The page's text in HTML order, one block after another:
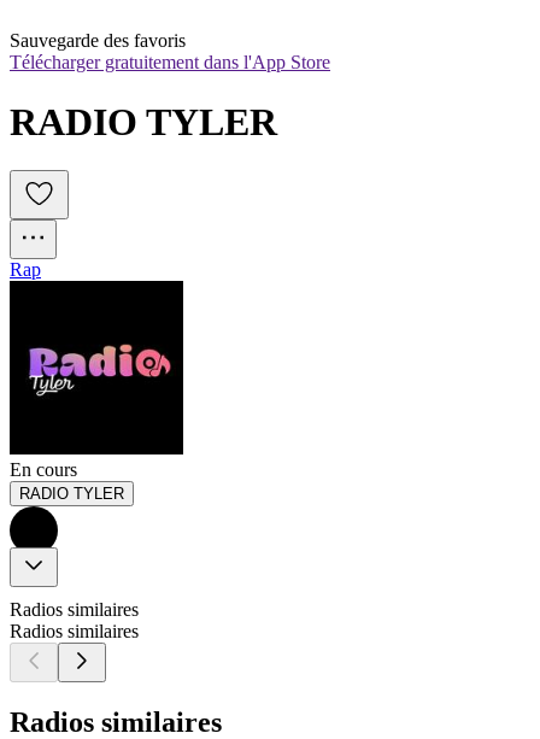
Sauvegarde des favoris
Télécharger gratuitement dans l'App Store
RADIO TYLER
Rap
En cours
RADIO TYLER
Radios similaires
Radios similaires
Radios similaires